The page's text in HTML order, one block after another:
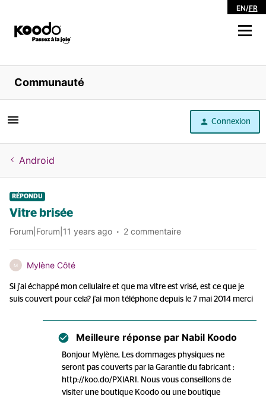
EN/FR
Magasiner
Libre service
Aide
Communauté
Connexion
Android
RÉPONDU
Vitre brisée
Forum|Forum|11 years ago 2 commentaire
M Mylène Côté
Si j'ai échappé mon cellulaire et que ma vitre est vrisé, est ce que je
suis couvert pour cela? j'ai mon téléphone depuis le 7 mai 2014 merci
Meilleure réponse par Nabil Koodo
Bonjour Mylène, Les dommages physiques ne
seront pas couverts par la Garantie du fabricant :
http://koo.do/PXlARI. Nous vous conseillons de
visiter une boutique Koodo ou une boutique